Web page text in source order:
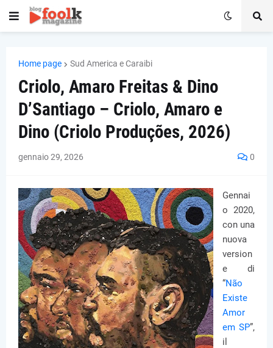
Home page Sud America e Caraibi
Criolo, Amaro Freitas & Dino
D’Santiago – Criolo, Amaro e
Dino (Criolo Produções, 2026)
gennaio 29, 2026 0
Gennai
o 2020,
con una
nuova
version
e di
“Não
Existe
Amor
em SP”,
il